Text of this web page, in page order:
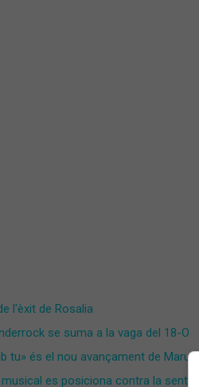
l'èxit de Rosalia
se suma a la vaga del 18-O
tu» és el nou avançament de
es posiciona contra la